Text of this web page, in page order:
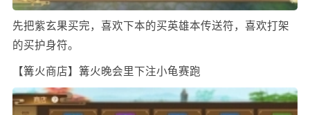
先把紫玄果买完，喜欢下本的买英雄本传送符，喜欢打架
的买护身符。
【篝火商店】篝火晚会里下注小龟赛跑